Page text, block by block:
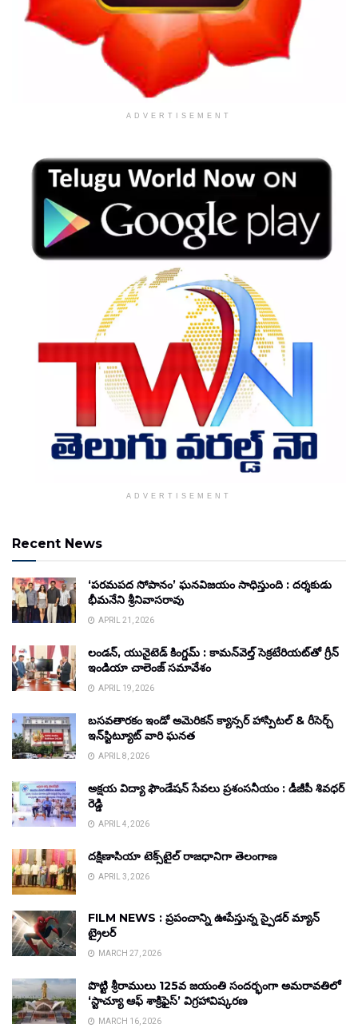
ADVERTISEMENT
ADVERTISEMENT
Recent News
‘పరమపద సోపానం’ ఘనవిజయం సాధిస్తుంది : దర్శకుడు
భీమనేని శ్రీనివాసరావు
APRIL 21, 2026
లండన్, యునైటెడ్ కింగ్డమ్ : కామన్‌వెల్త్ సెక్రటేరియట్‌తో గ్రీన్
ఇండియా చాలెంజ్ సమావేశం
APRIL 19, 2026
బసవతారకం ఇండో అమెరికన్ క్యాన్సర్ హాస్పిటల్ & రీసెర్చ్
ఇన్‌స్టిట్యూట్ వారి ఘనత
APRIL 8, 2026
అక్షయ విద్యా ఫౌండేషన్ సేవలు ప్రశంసనీయం : డీజీపీ శివధర్
రెడ్డి
APRIL 4, 2026
దక్షిణాసియా టెక్స్‌టైల్ రాజధానిగా తెలంగాణ
APRIL 3, 2026
FILM NEWS : ప్రపంచాన్ని ఊపేస్తున్న స్పైడర్ మ్యాన్
ట్రైలర్
MARCH 27, 2026
పొట్టి శ్రీరాములు 125వ జయంతి సందర్భంగా అమరావతిలో
‘స్టాచ్యూ ఆఫ్ శాక్రిఫైస్’ విగ్రహావిష్కరణ
MARCH 16, 2026